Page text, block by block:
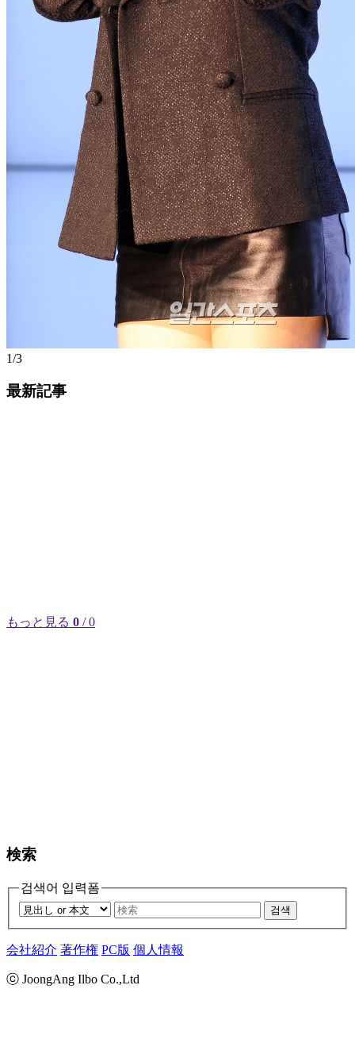
1/3
最新記事
もっと見る 0 / 0
検索
검색어 입력폼
검색
会社紹介 著作権 PC版 個人情報
ⓒ JoongAng Ilbo Co.,Ltd